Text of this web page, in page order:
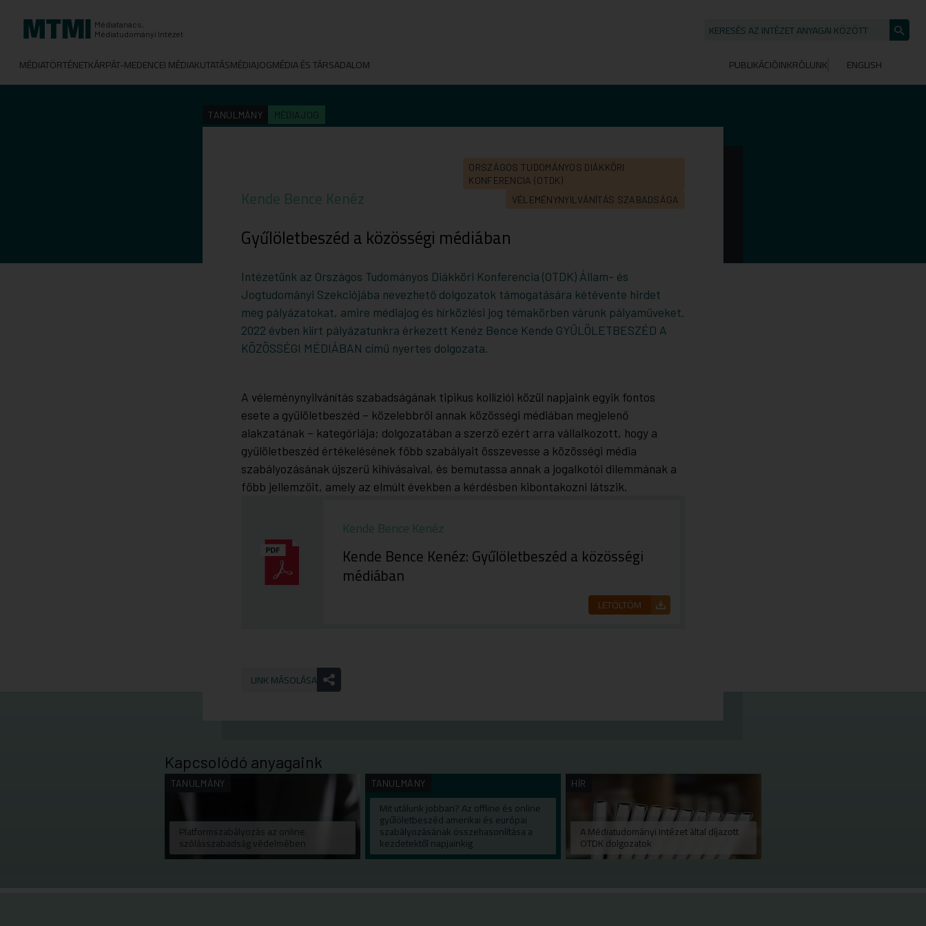
Médiatanács,
Médiatudományi Intézet
KERESÉS AZ INTÉZET ANYAGAI KÖZÖTT
indítása
MÉDIATÖRTÉNETKÁRPÁT-MEDENCEI MÉDIAKUTATÁSMÉDIAJOGMÉDIA ÉS TÁRSADALOM PUBLIKÁCIÓINKRÓLUNK ENGLISH
TANULMÁNY MÉDIAJOG
Kende Bence Kenéz
ORSZÁGOS TUDOMÁNYOS DIÁKKÖRI
KONFERENCIA (OTDK)
VÉLEMÉNYNYILVÁNÍTÁS SZABADSÁGA
Gyűlöletbeszéd a közösségi médiában
Intézetünk az Országos Tudományos Diákköri Konferencia (OTDK) Állam- és
Jogtudományi Szekciójába nevezhető dolgozatok támogatására kétévente hirdet
meg pályázatokat, amire médiajog és hírközlési jog témakörben várunk pályaműveket.
2022 évben kiírt pályázatunkra érkezett Kenéz Bence Kende GYŰLÖLETBESZÉD A
KÖZÖSSÉGI MÉDIÁBAN című nyertes dolgozata.
A véleménynyilvánítás szabadságának tipikus kollíziói közül napjaink egyik fontos
esete a gyűlöletbeszéd – közelebbről annak közösségi médiában megjelenő
alakzatának – kategóriája; dolgozatában a szerző ezért arra vállalkozott, hogy a
gyűlöletbeszéd értékelésének főbb szabályait összevesse a közösségi média
szabályozásának újszerű kihívásaival, és bemutassa annak a jogalkotói dilemmának a
főbb jellemzőit, amely az elmúlt években a kérdésben kibontakozni látszik.
Kende Bence Kenéz
Kende Bence Kenéz: Gyűlöletbeszéd a közösségi
médiában
LETÖLTÖM
LINK MÁSOLÁSA
Kapcsolódó anyagaink
TANULMÁNY
Platformszabályozás az online
szólásszabadság védelmében
TANULMÁNY
Mit utálunk jobban? Az offline és online
gyűlöletbeszéd amerikai és európai
szabályozásának összehasonlítása a
kezdetektől napjainkig
HÍR
A Médiatudományi Intézet által díjazott
OTDK dolgozatok